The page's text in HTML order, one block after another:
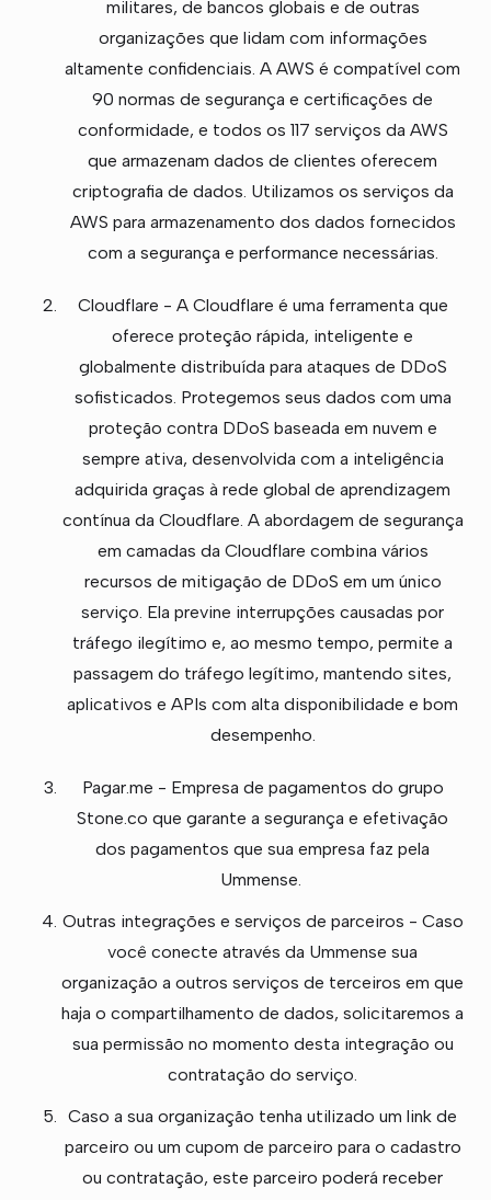
militares, de bancos globais e de outras
organizações que lidam com informações
altamente confidenciais. A AWS é compatível com
90 normas de segurança e certificações de
conformidade, e todos os 117 serviços da AWS
que armazenam dados de clientes oferecem
criptografia de dados. Utilizamos os serviços da
AWS para armazenamento dos dados fornecidos
com a segurança e performance necessárias.
Cloudflare - A Cloudflare é uma ferramenta que
oferece proteção rápida, inteligente e
globalmente distribuída para ataques de DDoS
sofisticados. Protegemos seus dados com uma
proteção contra DDoS baseada em nuvem e
sempre ativa, desenvolvida com a inteligência
adquirida graças à rede global de aprendizagem
contínua da Cloudflare. A abordagem de segurança
em camadas da Cloudflare combina vários
recursos de mitigação de DDoS em um único
serviço. Ela previne interrupções causadas por
tráfego ilegítimo e, ao mesmo tempo, permite a
passagem do tráfego legítimo, mantendo sites,
aplicativos e APIs com alta disponibilidade e bom
desempenho.
Pagar.me - Empresa de pagamentos do grupo
Stone.co que garante a segurança e efetivação
dos pagamentos que sua empresa faz pela
Ummense.
Outras integrações e serviços de parceiros - Caso
você conecte através da Ummense sua
organização a outros serviços de terceiros em que
haja o compartilhamento de dados, solicitaremos a
sua permissão no momento desta integração ou
contratação do serviço.
Caso a sua organização tenha utilizado um link de
parceiro ou um cupom de parceiro para o cadastro
ou contratação, este parceiro poderá receber